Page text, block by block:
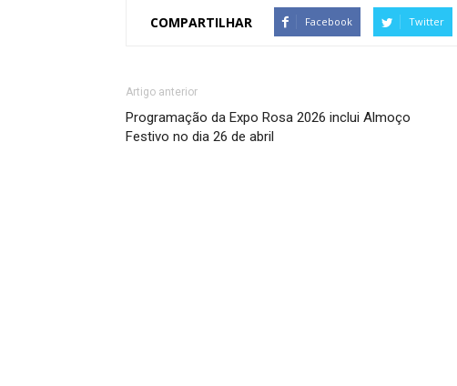
COMPARTILHAR Facebook Twitter
Artigo anterior
Programação da Expo Rosa 2026 inclui Almoço
Festivo no dia 26 de abril